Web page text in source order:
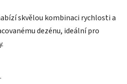
skvělou kombinaci rychlosti a
dezénu, ideální pro